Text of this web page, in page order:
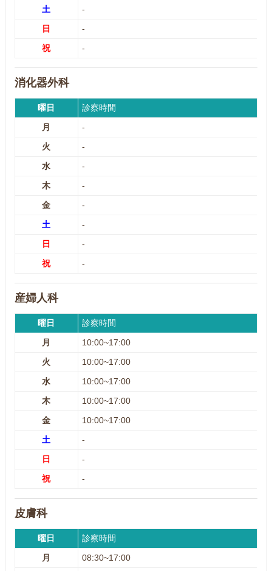
土
-
日
-
祝
-
消化器外科
曜日
診察時間
月
-
火
-
水
-
木
-
金
-
土
-
日
-
祝
-
産婦人科
曜日
診察時間
月
10:00~17:00
火
10:00~17:00
水
10:00~17:00
木
10:00~17:00
金
10:00~17:00
土
-
日
-
祝
-
皮膚科
曜日
診察時間
月
08:30~17:00